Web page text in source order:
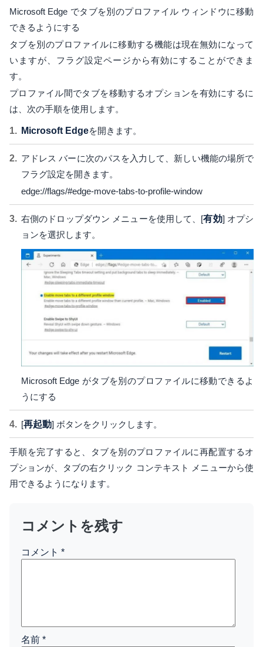
Microsoft Edge でタブを別のプロファイル ウィンドウに移動
できるようにする
タブを別のプロファイルに移動する機能は現在無効になって
いますが、フラグ設定ページから有効にすることができま
す。
プロファイル間でタブを移動するオプションを有効にするに
は、次の手順を使用します。
Microsoft Edgeを開きます。
アドレス バーに次のパスを入力して、新しい機能の場所で
フラグ設定を開きます。
edge://flags/#edge-move-tabs-to-profile-window
右側のドロップダウン メニューを使用して、[有効] オプシ
ョンを選択します。
Microsoft Edge がタブを別のプロファイルに移動できるよ
うにする
[再起動] ボタンをクリックします。
手順を完了すると、タブを別のプロファイルに再配置するオ
プションが、タブの右クリック コンテキスト メニューから使
用できるようになります。
コメントを残す
コメント *
名前 *